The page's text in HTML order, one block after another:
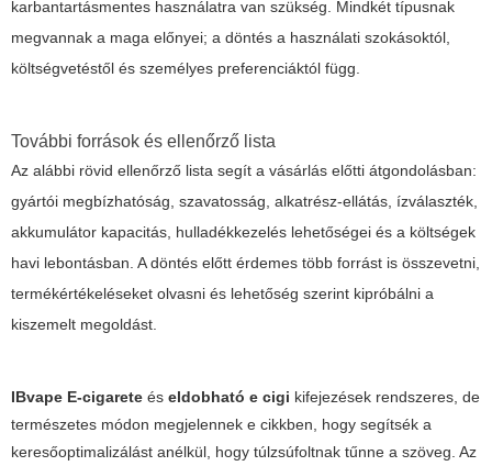
karbantartásmentes használatra van szükség. Mindkét típusnak
megvannak a maga előnyei; a döntés a használati szokásoktól,
költségvetéstől és személyes preferenciáktól függ.
További források és ellenőrző lista
Az alábbi rövid ellenőrző lista segít a vásárlás előtti átgondolásban:
gyártói megbízhatóság, szavatosság, alkatrész-ellátás, ízválaszték,
akkumulátor kapacitás, hulladékkezelés lehetőségei és a költségek
havi lebontásban. A döntés előtt érdemes több forrást is összevetni,
termékértékeléseket olvasni és lehetőség szerint kipróbálni a
kiszemelt megoldást.
IBvape E-cigarete és eldobható e cigi kifejezések rendszeres, de
természetes módon megjelennek e cikkben, hogy segítsék a
keresőoptimalizálást anélkül, hogy túlzsúfoltnak tűnne a szöveg. Az